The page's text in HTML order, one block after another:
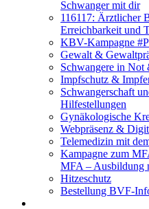
Schwanger mit dir
116117: Ärztlicher
Erreichbarkeit und
KBV-Kampagne
Gewalt &
Schwangere in Not
Impfschutz &
Schwangerschaft
Hilfestellungen
Gynäkologische
Webpräsenz &
Telemedizin mit
Kampagne zum
MFA – Ausbildung
Hitzeschutz
Bestellung BVF-